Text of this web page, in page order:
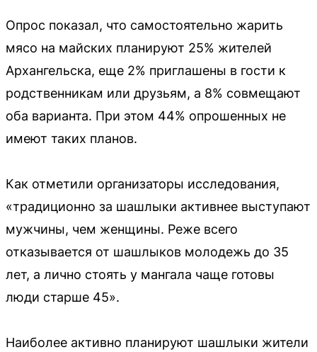
Опрос показал, что самостоятельно жарить
мясо на майских планируют 25% жителей
Архангельска, еще 2% приглашены в гости к
родственникам или друзьям, а 8% совмещают
оба варианта. При этом 44% опрошенных не
имеют таких планов.
Как отметили организаторы исследования,
«традиционно за шашлыки активнее выступают
мужчины, чем женщины. Реже всего
отказывается от шашлыков молодежь до 35
лет, а лично стоять у мангала чаще готовы
люди старше 45».
Наиболее активно планируют шашлыки жители